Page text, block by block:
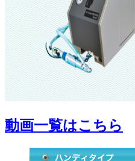
動画一覧はこちら